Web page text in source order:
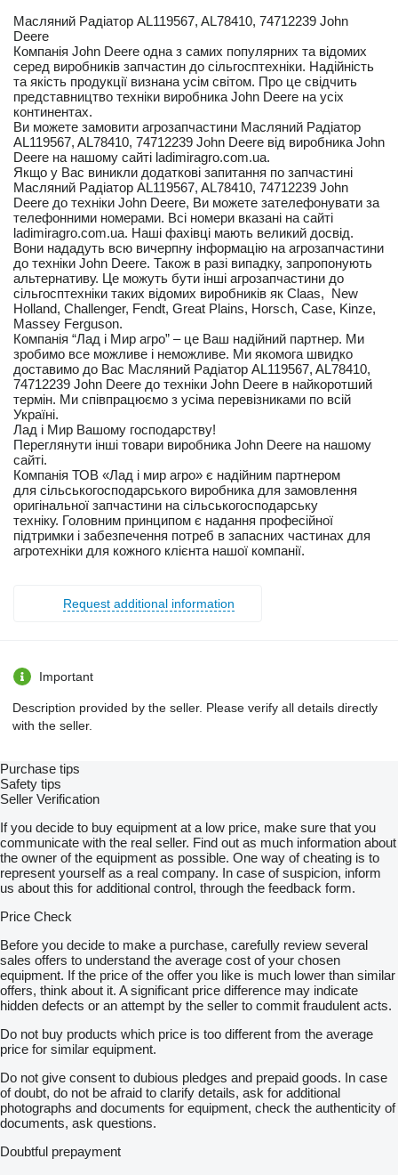
Масляний Радіатор AL119567, AL78410, 74712239 John
Deere
Компанія John Deere одна з самих популярних та відомих
серед виробників запчастин до сільгосптехніки. Надійність
та якість продукції визнана усім світом. Про це свідчить
представництво техніки виробника John Deere на усіх
континентах.
Ви можете замовити агрозапчастини Масляний Радіатор
AL119567, AL78410, 74712239 John Deere від виробника John
Deere на нашому сайті ladimiragro.com.ua.
Якщо у Вас виникли додаткові запитання по запчастині
Масляний Радіатор AL119567, AL78410, 74712239 John
Deere до техніки John Deere, Ви можете зателефонувати за
телефонними номерами. Всі номери вказані на сайті
ladimiragro.com.ua. Наші фахівці мають великий досвід.
Вони нададуть всю вичерпну інформацію на агрозапчастини
до техніки John Deere. Також в разі випадку, запропонують
альтернативу. Це можуть бути інші агрозапчастини до
сільгосптехніки таких відомих виробників як Claas, New
Holland, Challenger, Fendt, Great Plains, Horsch, Case, Kinze,
Massey Ferguson.
Компанія “Лад і Мир агро” – це Ваш надійний партнер. Ми
зробимо все можливе і неможливе. Ми якомога швидко
доставимо до Вас Масляний Радіатор AL119567, AL78410,
74712239 John Deere до техніки John Deere в найкоротший
термін. Ми співпрацюємо з усіма перевізниками по всій
Україні.
Лад і Мир Вашому господарству!
Переглянути інші товари виробника John Deere на нашому
сайті.
Компанія ТОВ «Лад і мир агро» є надійним партнером
для сільськогосподарського виробника для замовлення
оригінальної запчастини на сільськогосподарську
техніку. Головним принципом є надання професійної
підтримки і забезпечення потреб в запасних частинах для
агротехніки для кожного клієнта нашої компанії.
Request additional information
Important
Description provided by the seller. Please verify all details directly
with the seller.
Purchase tips
Safety tips
Seller Verification
If you decide to buy equipment at a low price, make sure that you
communicate with the real seller. Find out as much information about
the owner of the equipment as possible. One way of cheating is to
represent yourself as a real company. In case of suspicion, inform
us about this for additional control, through the feedback form.
Price Check
Before you decide to make a purchase, carefully review several
sales offers to understand the average cost of your chosen
equipment. If the price of the offer you like is much lower than similar
offers, think about it. A significant price difference may indicate
hidden defects or an attempt by the seller to commit fraudulent acts.
Do not buy products which price is too different from the average
price for similar equipment.
Do not give consent to dubious pledges and prepaid goods. In case
of doubt, do not be afraid to clarify details, ask for additional
photographs and documents for equipment, check the authenticity of
documents, ask questions.
Doubtful prepayment